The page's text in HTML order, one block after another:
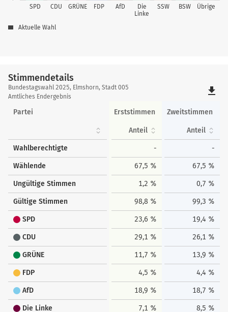
SPD CDU GRÜNE FDP AfD
Die
Linke
SSW BSW Übrige
Aktuelle Wahl
Stimmendetails
Stimmendetails
Bundestagswahl 2025, Elmshorn, Stadt 005
Amtliches Endergebnis
file_download
Partei Erststimmen Zweitstimmen
Anteil Anteil
Wahlberechtigte - -
Wählende 67,5 % 67,5 %
Ungültige Stimmen 1,2 % 0,7 %
Gültige Stimmen 98,8 % 99,3 %
SPD 23,6 % 19,4 %
CDU 29,1 % 26,1 %
GRÜNE 11,7 % 13,9 %
FDP 4,5 % 4,4 %
AfD 18,9 % 18,7 %
Die Linke 7,1 % 8,5 %